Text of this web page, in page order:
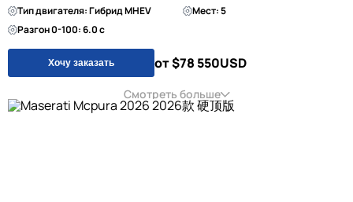
Тип двигателя: Гибрид MHEV
Мест: 5
Разгон 0-100: 6.0 с
Хочу заказать от $78 550USD
Смотреть больше